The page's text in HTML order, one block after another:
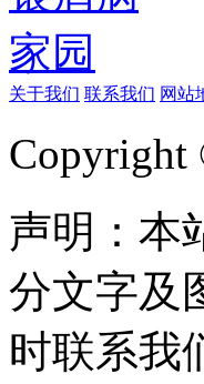
关于我们 联系我们 网站
Copyright
声明：本
分文字及
时联系我